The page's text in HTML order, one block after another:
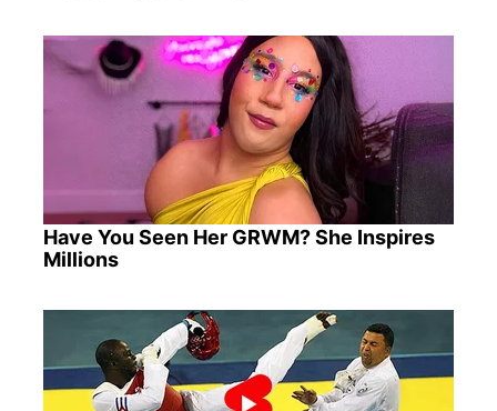
Have You Seen Her GRWM? She Inspires
Millions